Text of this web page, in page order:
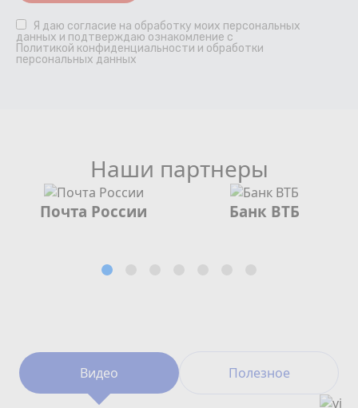
Я даю согласие на обработку моих персональных
данных и подтверждаю ознакомление с
Политикой конфиденциальности и обработки
персональных данных
Наши партнеры
Почта России Банк ВТБ
Видео Полезное